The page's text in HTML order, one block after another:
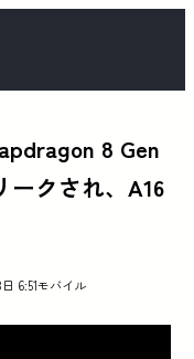
8 Gen
ークされ、A16
日 6:51モバイル